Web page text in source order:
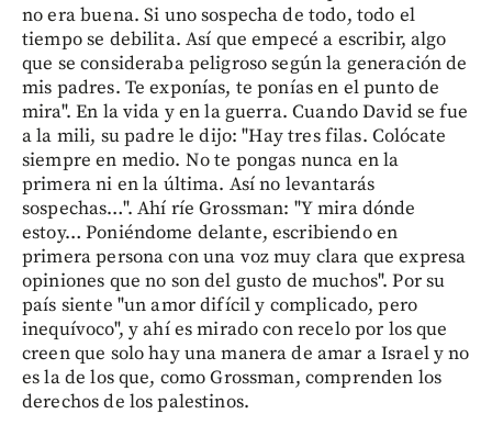
no era buena. Si uno sospecha de todo, todo el
tiempo se debilita. Así que empecé a escribir, algo
que se consideraba peligroso según la generación de
mis padres. Te exponías, te ponías en el punto de
mira". En la vida y en la guerra. Cuando David se fue
a la mili, su padre le dijo: "Hay tres filas. Colócate
siempre en medio. No te pongas nunca en la
primera ni en la última. Así no levantarás
sospechas…". Ahí ríe Grossman: "Y mira dónde
estoy… Poniéndome delante, escribiendo en
primera persona con una voz muy clara que expresa
opiniones que no son del gusto de muchos". Por su
país siente "un amor difícil y complicado, pero
inequívoco", y ahí es mirado con recelo por los que
creen que solo hay una manera de amar a Israel y no
es la de los que, como Grossman, comprenden los
derechos de los palestinos.